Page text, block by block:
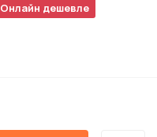
Онлайн дешевле